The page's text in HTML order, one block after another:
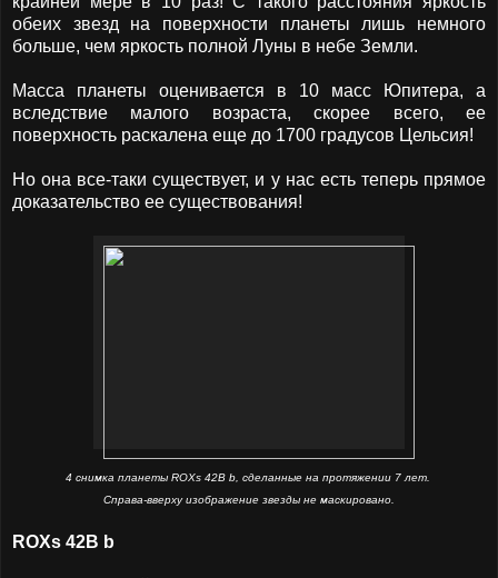
обеих звезд на поверхности планеты лишь немного
больше, чем яркость полной Луны в небе Земли.
Масса планеты оценивается в 10 масс Юпитера, а
вследствие малого возраста, скорее всего, ее
поверхность раскалена еще до 1700 градусов Цельсия!
Но она все-таки существует, и у нас есть теперь прямое
доказательство ее существования!
4 снимка планеты ROXs 42B b, сделанные на протяжении 7 лет.
Справа-вверху изображение звезды не маскировано.
ROXs 42B b